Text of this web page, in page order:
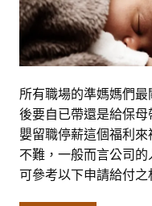
所有職場的準媽媽們
後要自已帶還是給保
嬰留職停薪這個福利
不難，一般而言公司
可參考以下申請給付之